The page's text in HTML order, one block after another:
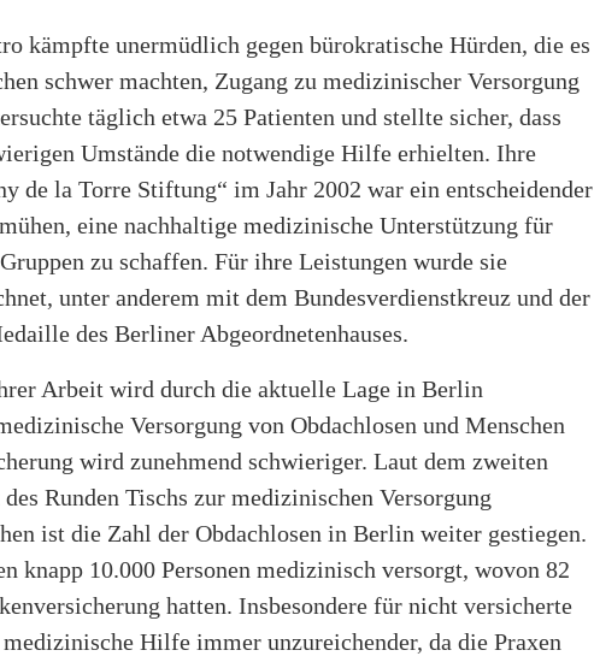
kämpfte unermüdlich gegen bürokratische Hürden, die es
schwer machten, Zugang zu medizinischer Versorgung
täglich etwa 25 Patienten und stellte sicher, dass
Umstände die notwendige Hilfe erhielten. Ihre
de la Torre Stiftung“ im Jahr 2002 war ein entscheidender
eine nachhaltige medizinische Unterstützung für
zu schaffen. Für ihre Leistungen wurde sie
unter anderem mit dem Bundesverdienstkreuz und der
des Berliner Abgeordnetenhauses.
Arbeit wird durch die aktuelle Lage in Berlin
Versorgung von Obdachlosen und Menschen
wird zunehmend schwieriger. Laut dem zweiten
Runden Tischs zur medizinischen Versorgung
ist die Zahl der Obdachlosen in Berlin weiter gestiegen.
knapp 10.000 Personen medizinisch versorgt, wovon 82
hatten. Insbesondere für nicht versicherte
Hilfe immer unzureichender, da die Praxen